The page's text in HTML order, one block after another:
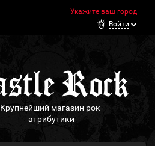
Укажите ваш город
Войти
Крупнейший магазин рок-
атрибутики